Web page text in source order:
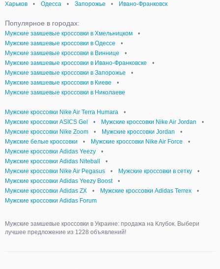
Харьков
• Одесса • Запорожье • Ивано-Франковск
Популярное в городах:
Мужские замшевые кроссовки в Хмельницком
•
Мужские замшевые кроссовки в Одессе
•
Мужские замшевые кроссовки в Виннице
•
Мужские замшевые кроссовки в Ивано-Франковске
•
Мужские замшевые кроссовки в Запорожье
•
Мужские замшевые кроссовки в Киеве
•
Мужские замшевые кроссовки в Николаеве
Мужские кроссовки Nike Air Terra Humara
•
Мужские кроссовки ASICS Gel
• Мужские кроссовки Nike Air Jordan
•
Мужские кроссовки Nike Zoom
• Мужские кроссовки Jordan
•
Мужские белые кроссовки
• Мужские кроссовки Nike Air Force
•
Мужские кроссовки Adidas Yeezy
•
Мужские кроссовки Adidas Niteball
•
Мужские кроссовки Nike Air Pegasus
• Мужские кроссовки в сетку
•
Мужские кроссовки Adidas Yeezy Boost
•
Мужские кроссовки Adidas ZX
• Мужские кроссовки Adidas Terrex
•
Мужские кроссовки Adidas Forum
Мужские замшевые кроссовки в Украине: продажа на Клубок. Выбери
лучшее предложение из 1228 объявлений!